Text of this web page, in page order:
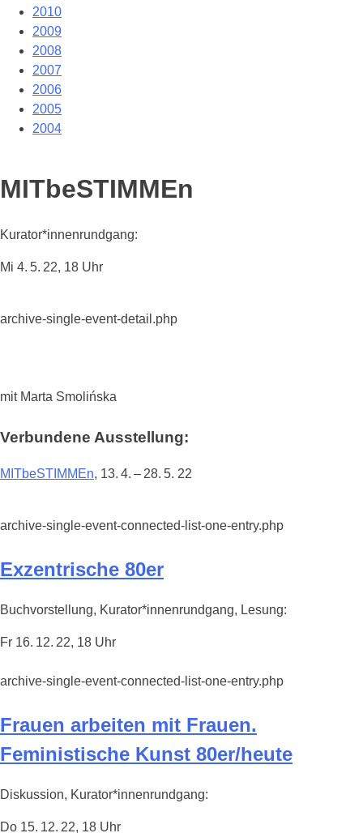
2010
2009
2008
2007
2006
2005
2004
MITbeSTIMMEn
Kurator*innenrundgang:
Mi 4. 5. 22, 18 Uhr
archive-single-event-connected-list-one-entry.php
Exzentrische 80er
Buchvorstellung, Kurator*innenrundgang, Lesung:
Fr 16. 12. 22, 18 Uhr
archive-single-event-connected-list-one-entry.php
Frauen arbeiten mit Frauen.
Feministische Kunst 80er/heute
Diskussion, Kurator*innenrundgang:
Do 15. 12. 22, 18 Uhr
archive-single-event-detail.php
mit Marta Smolińska
Verbundene Ausstellung:
MITbeSTIMMEn, 13. 4. – 28. 5. 22